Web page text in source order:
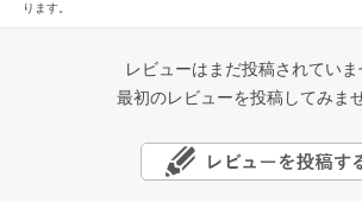
ります。
レビューはまだ投稿されていま
最初のレビューを投稿してみま